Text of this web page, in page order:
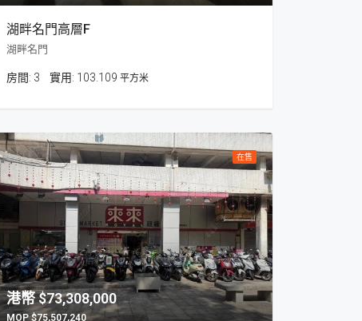
湖畔名門高層F
湖畔名門
房間: 3 103.109 平方米
在售
$73,308,000
$75,507,240